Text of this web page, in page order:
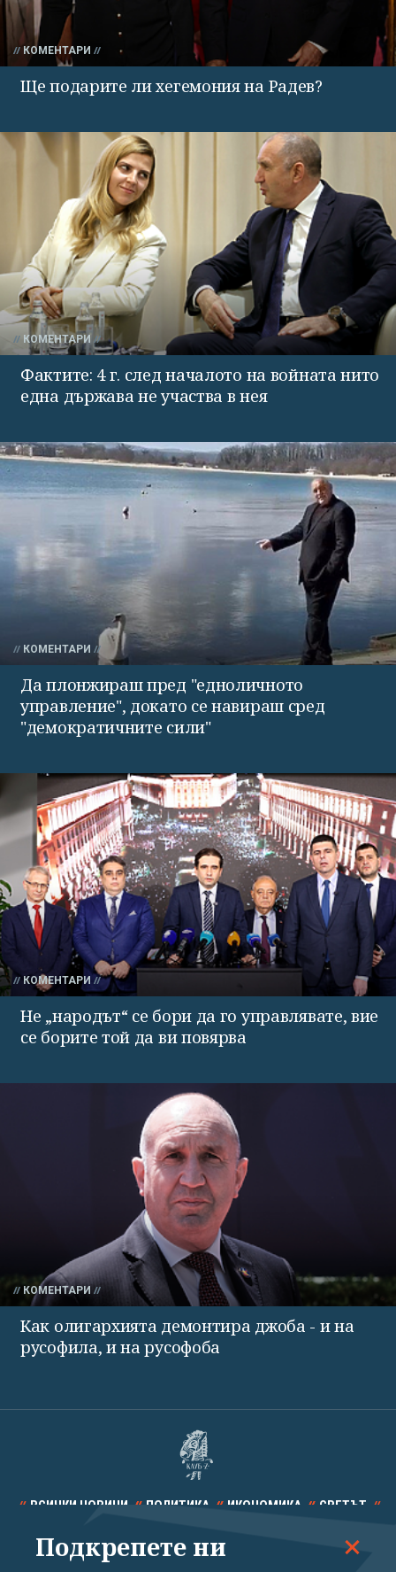
КОМЕНТАРИ
Ще подарите ли хегемония на Радев?
КОМЕНТАРИ
Фактите: 4 г. след началото на войната нито
една държава не участва в нея
КОМЕНТАРИ
Да плонжираш пред "едноличното
управление", докато се навираш сред
"демократичните сили"
КОМЕНТАРИ
Не „народът“ се бори да го управлявате, вие
се борите той да ви повярва
КОМЕНТАРИ
Как олигархията демонтира джоба - и на
русофила, и на русофоба
ВСИЧКИ НОВИНИ ПОЛИТИКА ИКОНОМИКА СВЕТЪТ
СПОРТ КУЛТУРА ТЕХНОЛОГИИ КАЛЕЙДОСКОП
Подкрепете ни